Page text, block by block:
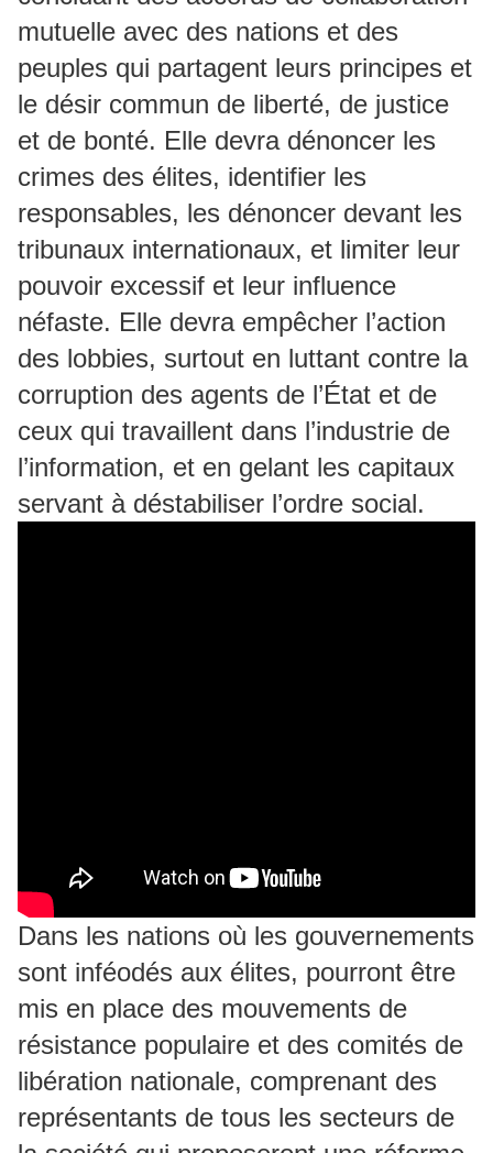
mutuelle avec des nations et des
peuples qui partagent leurs principes et
le désir commun de liberté, de justice
et de bonté. Elle devra dénoncer les
crimes des élites, identifier les
responsables, les dénoncer devant les
tribunaux internationaux, et limiter leur
pouvoir excessif et leur influence
néfaste. Elle devra empêcher l’action
des lobbies, surtout en luttant contre la
corruption des agents de l’État et de
ceux qui travaillent dans l’industrie de
l’information, et en gelant les capitaux
servant à déstabiliser l’ordre social.
Dans les nations où les gouvernements
sont inféodés aux élites, pourront être
mis en place des mouvements de
résistance populaire et des comités de
libération nationale, comprenant des
représentants de tous les secteurs de